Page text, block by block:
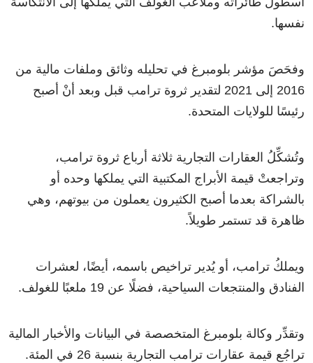
نفسها.
وفحَصَ مؤشر بلومبرغ في تحليله وثائق وملفات مالية من
2016 إلى 2021 لتقدير ثروة ترامب قبل وبعد أنْ أصبح
رئيسًا للولايات المتحدة.
وتُشكِّلُ العقارات التجارية ثلاثة أرباع ثروة ترامب،
وتراجعتْ قيمة الأبراج المكتبية التي يملكها وحده أو
بالشراكة بعدما أصبح الكثيرون يعملون من بيوتهم، وهي
ظاهرة قد تستمر طويلاً.
ويملكُ ترامب، أو يُدير تراخيص باسمه، أيضًا، لعشرات
الفنادق والمنتجعات السياحية، فضلًا عن 19 ملعبًا للغولف.
وتقدِّر وكالة بلومبرغ المتخصصة في البيانات والأخبار المالية
تراجُع قيمة عقارات ترامب التجارية بنسبة 26 في المئة.